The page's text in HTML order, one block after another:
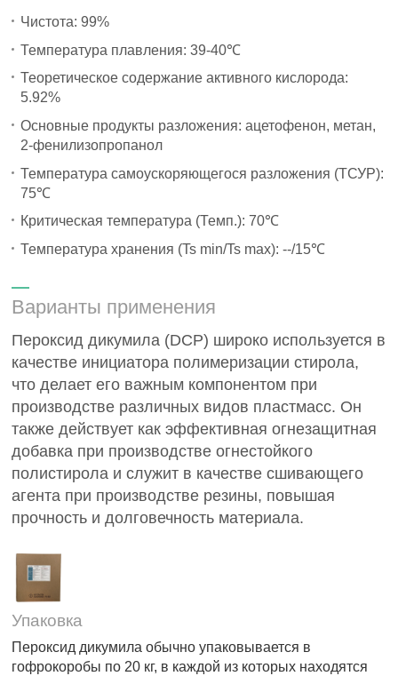
Чистота: 99%
Температура плавления: 39-40℃
Теоретическое содержание активного кислорода:
5.92%
Основные продукты разложения: ацетофенон, метан,
2-фенилизопропанол
Температура самоускоряющегося разложения (ТСУР):
75℃
Критическая температура (Темп.): 70℃
Температура хранения (Ts min/Ts max): --/15℃
Варианты применения
Пероксид дикумила (DCP) широко используется в
качестве инициатора полимеризации стирола,
что делает его важным компонентом при
производстве различных видов пластмасс. Он
также действует как эффективная огнезащитная
добавка при производстве огнестойкого
полистирола и служит в качестве сшивающего
агента при производстве резины, повышая
прочность и долговечность материала.
Упаковка
Пероксид дикумила обычно упаковывается в
гофрокоробы по 20 кг, в каждой из которых находятся